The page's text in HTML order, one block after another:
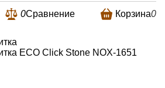
0Сравнение Корзина0
ECO Click Stone NOX-1651